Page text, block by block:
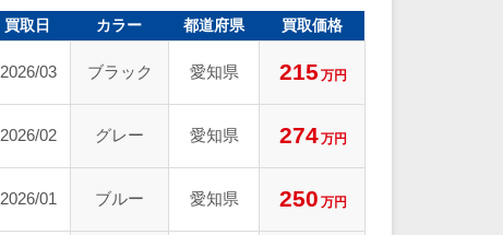
買取日 カラー 都道府県 買取価格
2026/03 ブラック 愛知県 215 万円
2026/02 グレー 愛知県 274万円
2026/01 ブルー 愛知県 250 万円